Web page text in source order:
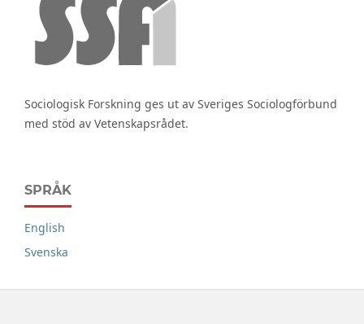
Sociologisk Forskning ges ut av Sveriges Sociologförbund
med stöd av Vetenskapsrådet.
SPRÅK
English
Svenska